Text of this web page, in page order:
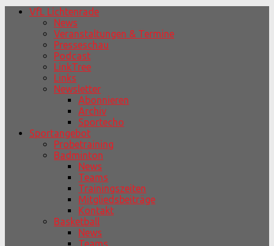
VfL Lichtenrade
News
Veranstaltungen & Termine
Presseschau
Podcast
LinkTree
Links
Newsletter
Abonnieren
Archiv
Sportecho
Sportangebot
Probetraining
Badminton
News
Teams
Trainingszeiten
Mitgliedsbeiträge
Kontakt
Basketball
News
Teams